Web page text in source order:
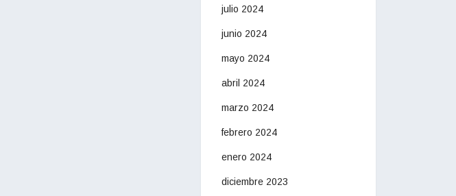
julio 2024
junio 2024
mayo 2024
abril 2024
marzo 2024
febrero 2024
enero 2024
diciembre 2023